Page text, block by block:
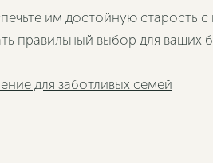
им достойную старость
правильный выбор для ваших
для заботливых семей